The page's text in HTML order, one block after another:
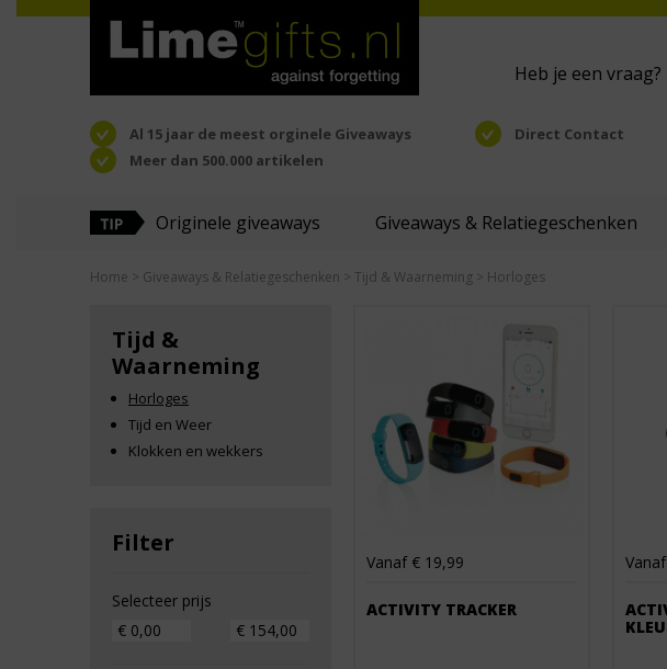
Heb je een vraag?
Al 15 jaar de meest orginele Giveaways Direct Contact
Meer dan 500.000 artikelen
Originele giveaways Giveaways & Relatiegeschenken
Home > Giveaways & Relatiegeschenken > Tijd & Waarneming > Horloges
Tijd &
Waarneming
Horloges
Tijd en Weer
Klokken en wekkers
Filter
Selecteer prijs
Vanaf € 19,99
ACTIVITY TRACKER